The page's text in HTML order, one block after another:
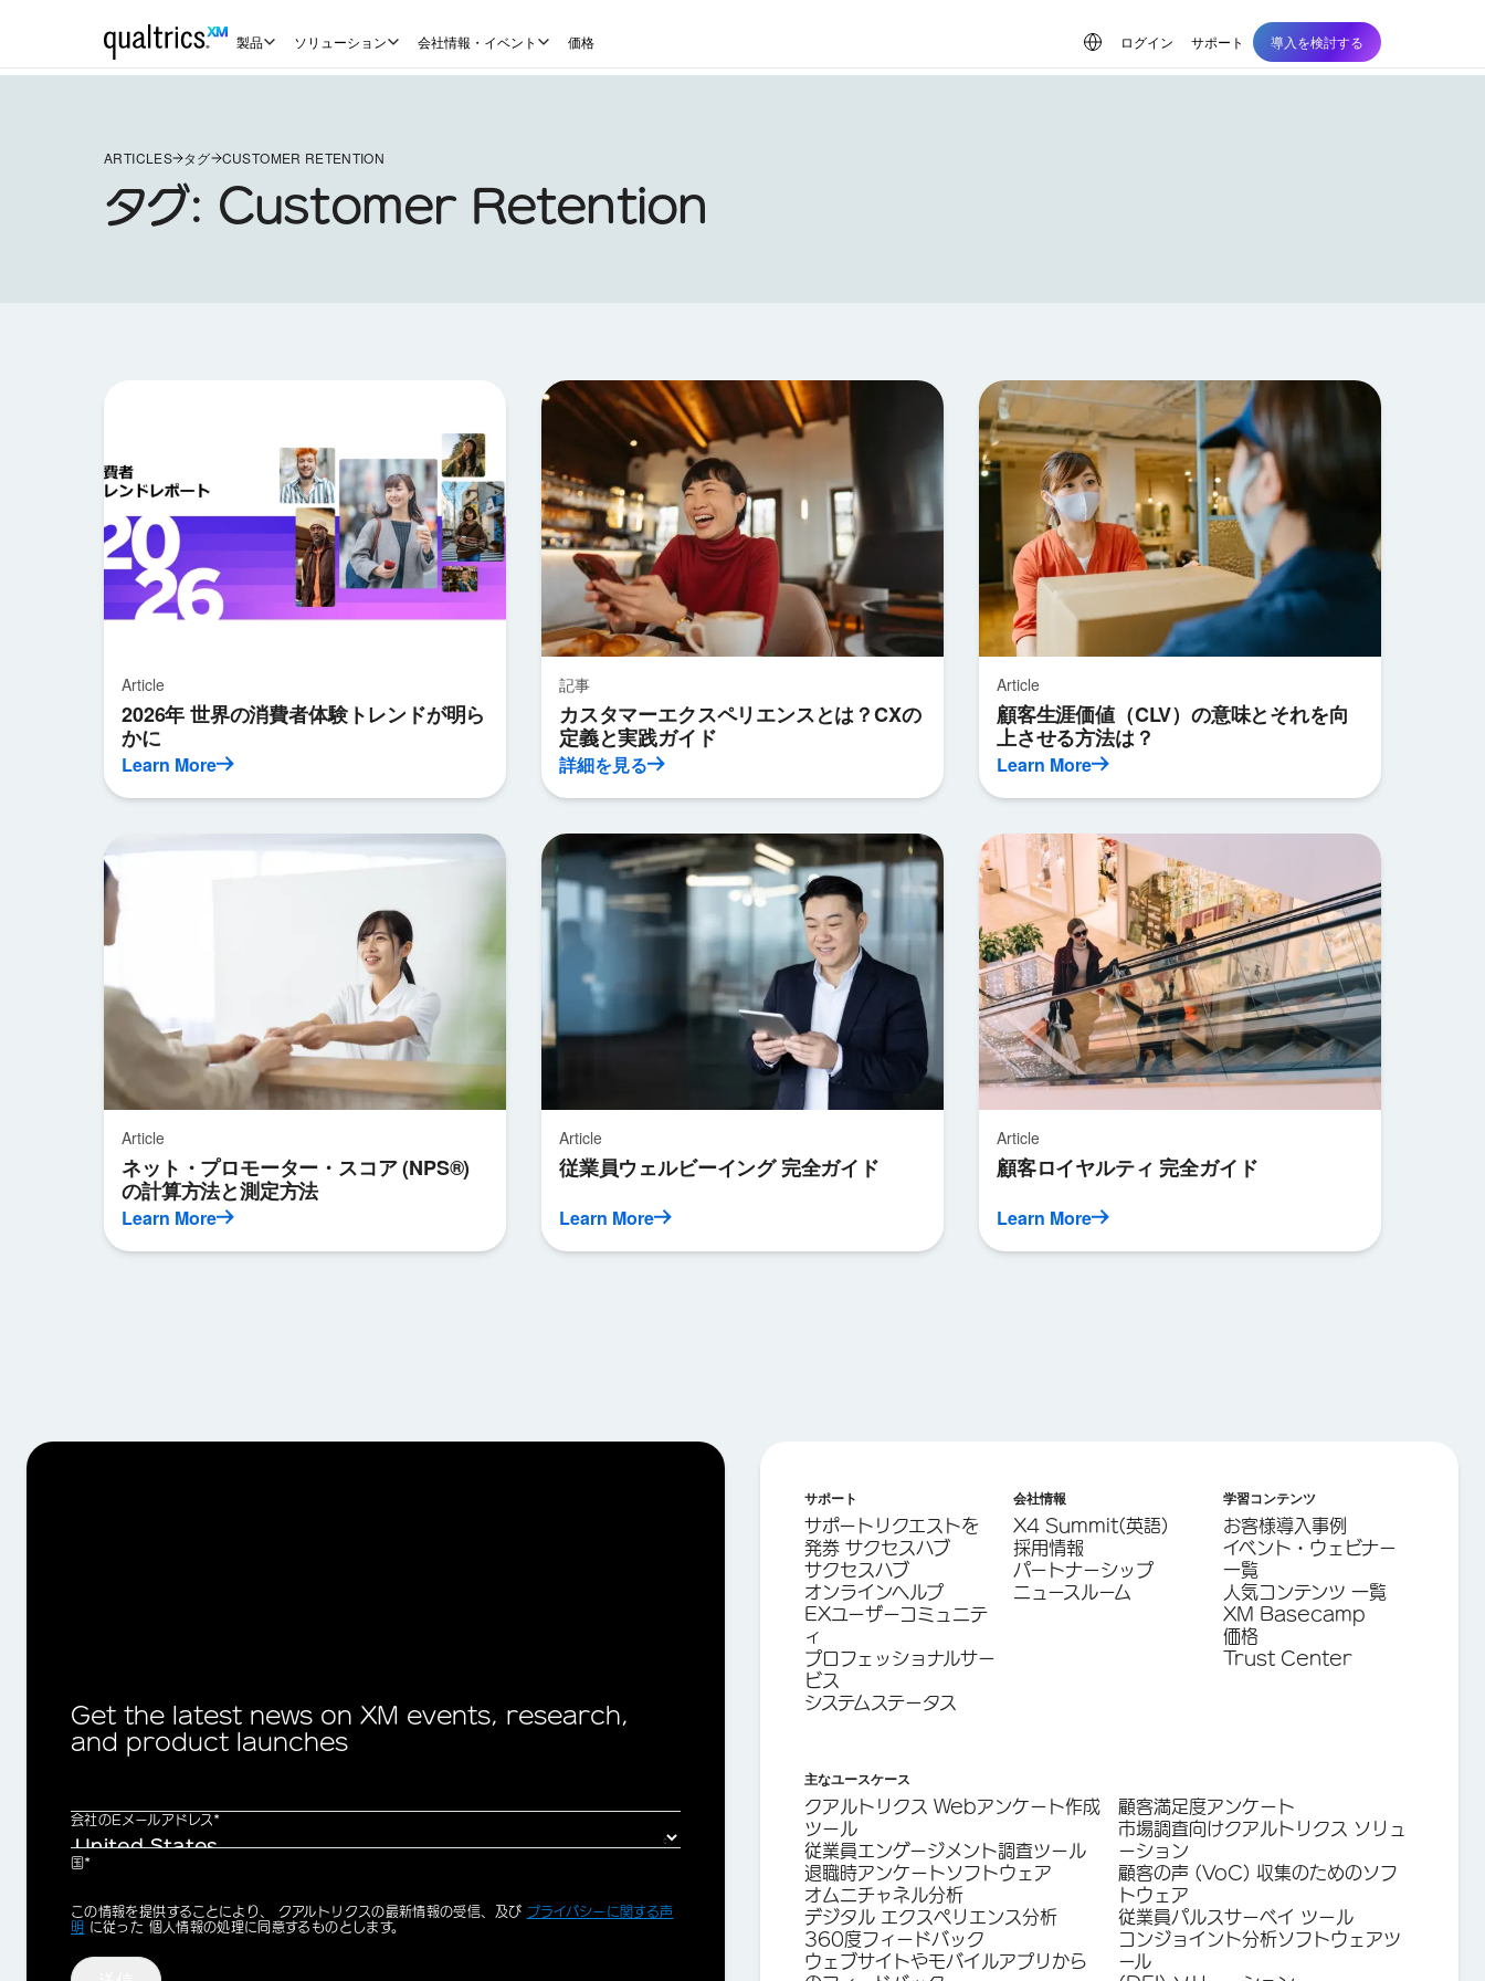
製品 ソリューション 会社情報・イベント 価格 ログイン サポート 導入を検討する
ARTICLES タグ CUSTOMER RETENTION
タグ: Customer Retention
Article
2026年 世界の消費者体験トレンドが明ら
かに
Learn More
記事
カスタマーエクスペリエンスとは？CXの
定義と実践ガイド
詳細を見る
Article
顧客生涯価値（CLV）の意味とそれを向
上させる方法は？
Learn More
Article
ネット・プロモーター・スコア (NPS®)
の計算方法と測定方法
Learn More
Article
従業員ウェルビーイング 完全ガイド
Learn More
Article
顧客ロイヤルティ 完全ガイド
Learn More
Get the latest news on XM events, research,
and product launches
会社のEメールアドレス*
国*
Privacy
Optin
この情報を提供することにより、 クアルトリクスの最新情報の受信、及び プライバシーに関する声
明 に従った 個人情報の処理に同意するものとします。
サポート
サポートリクエストを
発券 サクセスハブ
サクセスハブ
オンラインヘルプ
EXユーザーコミュニテ
ィ
プロフェッショナルサー
ビス
システムステータス
会社情報
X4 Summit(英語)
採用情報
パートナーシップ
ニュースルーム
学習コンテンツ
お客様導入事例
イベント・ウェビナー
一覧
人気コンテンツ 一覧
XM Basecamp
価格
Trust Center
主なユースケース
クアルトリクス Webアンケート作成
ツール
従業員エンゲージメント調査ツール
退職時アンケートソフトウェア
オムニチャネル分析
デジタル エクスペリエンス分析
360度フィードバック
ウェブサイトやモバイルアプリから
顧客満足度アンケート
市場調査向けクアルトリクス ソリュ
ーション
顧客の声 (VoC) 収集のためのソフ
トウェア
従業員パルスサーベイ ツール
コンジョイント分析ソフトウェアツ
ール